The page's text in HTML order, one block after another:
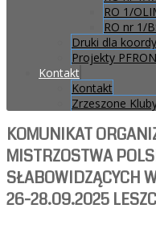
RO 1/
RO nr 1/
Druki dla
Projekty
Kontakt
Kontakt
Zrzeszone
KOMUNIKAT
MISTRZOSTWA
SŁABOWIDZĄCYCH
26-28.09.2025